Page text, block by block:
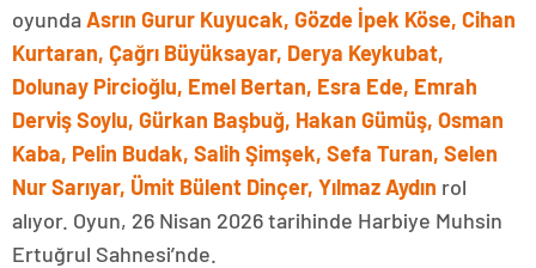
oyundaAsrın Gurur Kuyucak, Gözde İpek Köse, Cihan
Kurtaran, Çağrı Büyüksayar, Derya Keykubat,
Dolunay Pircioğlu, Emel Bertan, Esra Ede, Emrah
Derviş Soylu, Gürkan Başbuğ, Hakan Gümüş, Osman
Kaba, Pelin Budak, Salih Şimşek, Sefa Turan, Selen
Nur Sarıyar, Ümit Bülent Dinçer, Yılmaz Aydın rol
alıyor. Oyun, 26 Nisan 2026 tarihinde Harbiye Muhsin
Ertuğrul Sahnesi’nde.